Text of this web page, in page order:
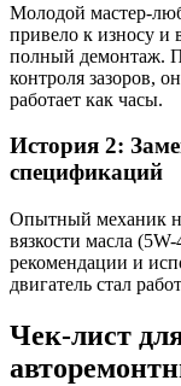
Молодой мастер-
привело к износу и
полный демонтаж.
контроля зазоров,
работает как часы.
История 2:
спецификаций
Опытный механик
вязкости масла
рекомендации и
двигатель стал
Чек-лист